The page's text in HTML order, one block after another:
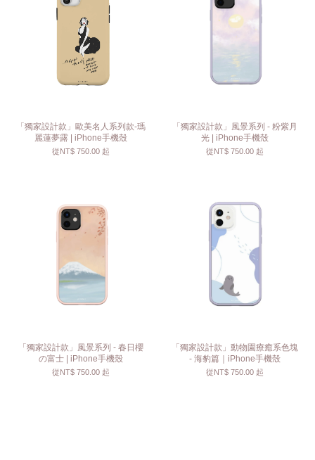
「獨家設計款」歐美名人系列款-瑪
麗蓮夢露 | iPhone手機殼
從NT$ 750.00 起
「獨家設計款」風景系列 - 粉紫月
光 | iPhone手機殼
從NT$ 750.00 起
「獨家設計款」風景系列 - 春日櫻
の富士 | iPhone手機殼
從NT$ 750.00 起
「獨家設計款」動物園療癒系色塊
- 海豹篇｜iPhone手機殼
從NT$ 750.00 起